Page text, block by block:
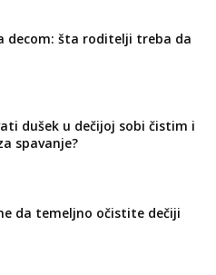
decom: šta roditelji treba da
dušek u dečijoj sobi čistim i
spavanje?
da temeljno očistite dečiji